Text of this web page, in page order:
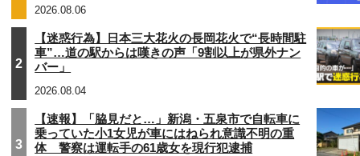
2026.08.06
2
【迷惑行為】日本三大花火の長岡花火で“長時間駐
車”…道の駅からは嘆きの声「9割以上が県外ナン
バー」
2026.08.04
3
【速報】「脇見だと…」新潟・五泉市で自転車に
乗っていた小1女児が車にはねられ意識不明の重
体 警察は運転手の61歳女を現行犯逮捕